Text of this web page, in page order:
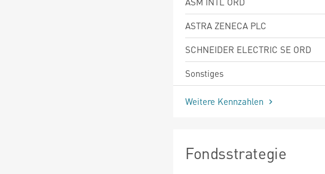
ASTRA ZENECA PLC
SCHNEIDER ELECTRIC SE ORD
Sonstiges
Weitere Kennzahlen
Fondsstrategie